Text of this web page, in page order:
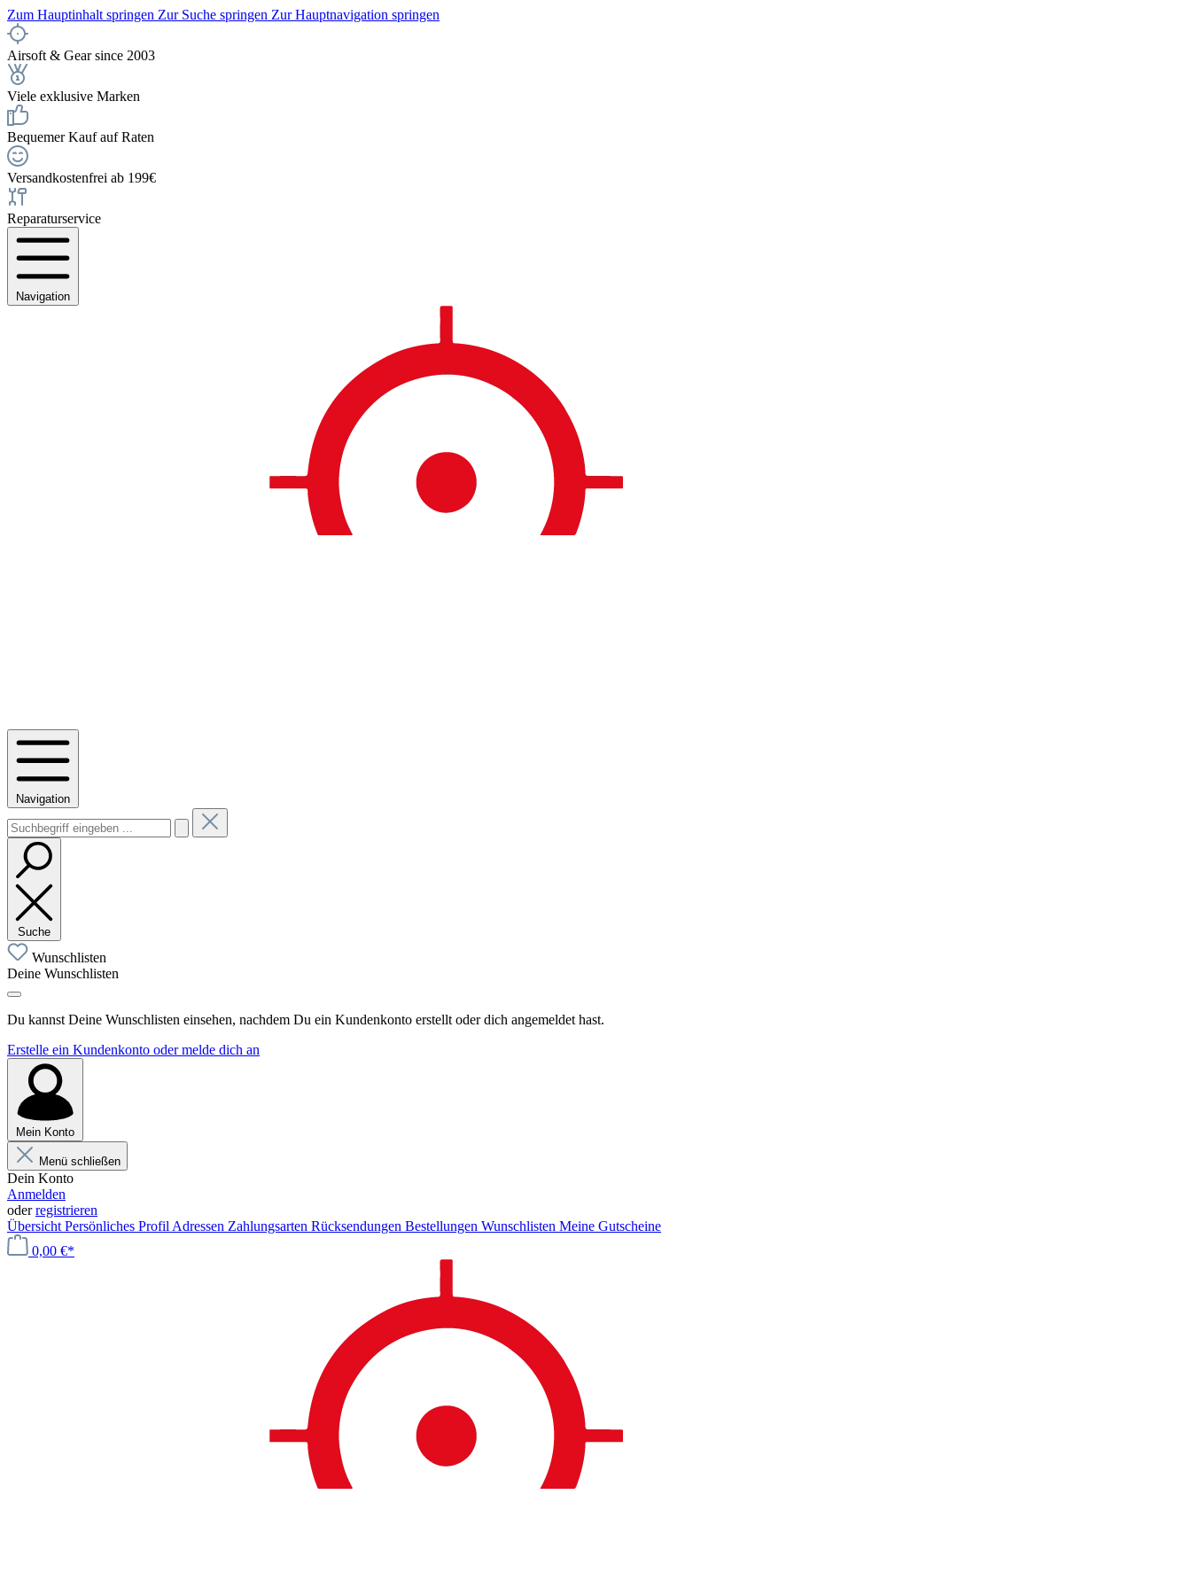
Zum Hauptinhalt springen Zur Suche springen Zur Hauptnavigation springen
Airsoft & Gear since 2003
Viele exklusive Marken
Bequemer Kauf auf Raten
Versandkostenfrei ab 199€
Reparaturservice
Navigation
Navigation
Suche
Wunschlisten
Deine Wunschlisten
Du kannst Deine Wunschlisten einsehen, nachdem Du ein Kundenkonto erstellt oder dich angemeldet hast.
Erstelle ein Kundenkonto oder melde dich an
Mein Konto
Menü schließen
Dein Konto
Anmelden
oderregistrieren
Übersicht Persönliches Profil Adressen Zahlungsarten Rücksendungen Bestellungen Wunschlisten Meine Gutscheine
0,00 €*